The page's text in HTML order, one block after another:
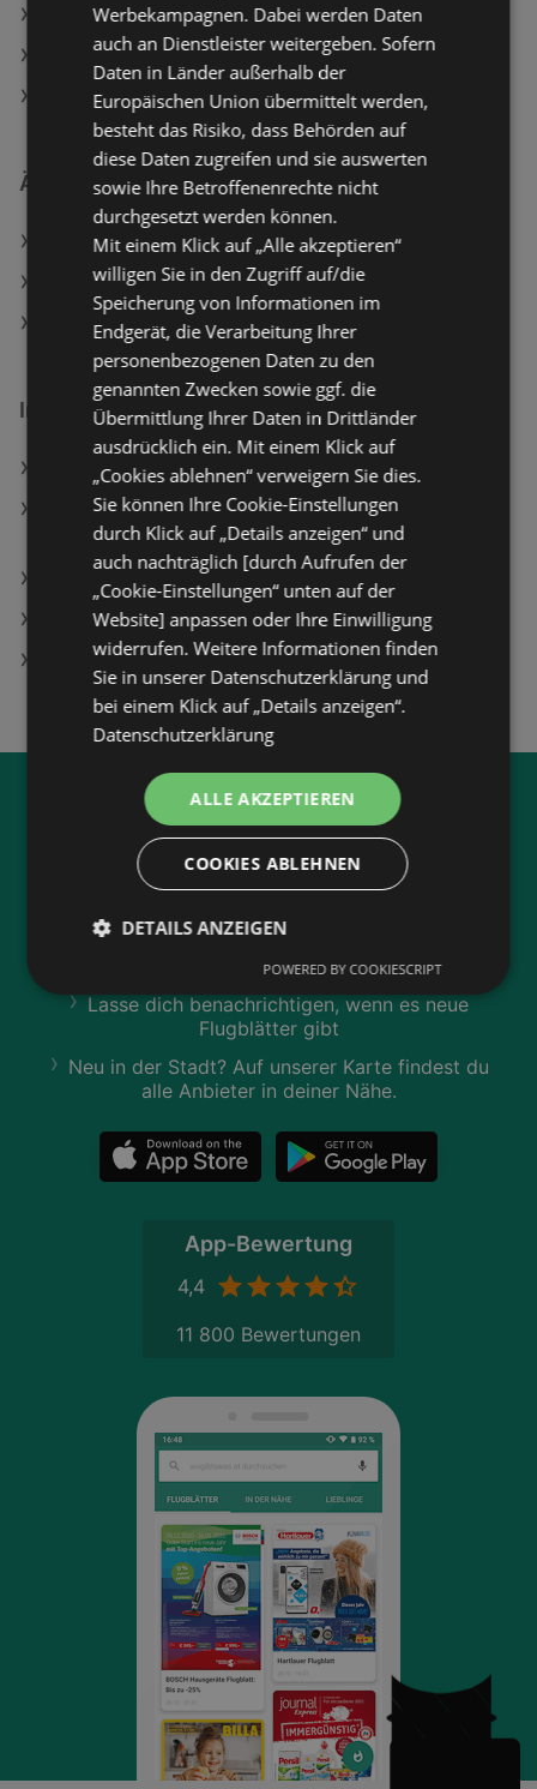
Aktuelle BIPA Flugblätter
Aktuelle Müller Flugblätter
dm kosmetikstudio Filialen in Bregenz
Ähnliche Händler
dm Angebote
BIPA Angebote
Müller Angebote
Interessantes auf wogibtswas.at
Hartlauer Filialen in Purkersdorf
ISY Kfz-Ladegerät ICC-8000 Universal 30 Watt,
Schwarz
Ja! Natürlich Frankfurter
Uhr Harlow Angebote
Bose Lifestyle Ultra Soundbar, Schwarz
Jetzt unserewogibtswas.at
App runterladen:
und Flugblättern
Plane deinen Einkauf mit unserem Merkzettel
Lasse dich benachrichtigen, wenn es neue
Flugblätter gibt
Neu in der Stadt? Auf unserer Karte findest du
alle Anbieter in deiner Nähe.
App-Bewertung
4,4
11 800 Bewertungen
Werbekampagnen. Dabei werden Daten
auch an Dienstleister weitergeben. Sofern
Daten in Länder außerhalb der
Europäischen Union übermittelt werden,
besteht das Risiko, dass Behörden auf
diese Daten zugreifen und sie auswerten
sowie Ihre Betroffenenrechte nicht
durchgesetzt werden können.
Mit einem Klick auf „Alle akzeptieren“
willigen Sie in den Zugriff auf/die
Speicherung von Informationen im
Endgerät, die Verarbeitung Ihrer
personenbezogenen Daten zu den
genannten Zwecken sowie ggf. die
Übermittlung Ihrer Daten in Drittländer
ausdrücklich ein. Mit einem Klick auf
„Cookies ablehnen“ verweigern Sie dies.
Sie können Ihre Cookie-Einstellungen
durch Klick auf „Details anzeigen“ und
auch nachträglich [durch Aufrufen der
„Cookie-Einstellungen“ unten auf der
Website] anpassen oder Ihre Einwilligung
widerrufen. Weitere Informationen finden
Sie in unserer Datenschutzerklärung und
bei einem Klick auf „Details anzeigen“.
Datenschutzerklärung
ALLE AKZEPTIEREN
COOKIES ABLEHNEN
DETAILS ANZEIGEN
POWERED BY COOKIESCRIPT